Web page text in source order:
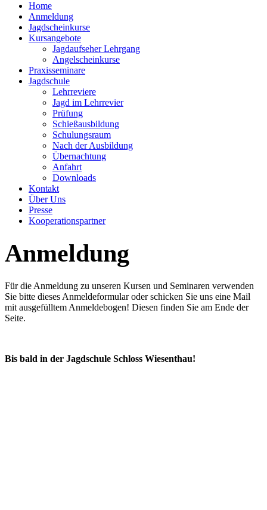
Home
Anmeldung
Jagdscheinkurse
Kursangebote
Jagdaufseher Lehrgang
Angelscheinkurse
Praxisseminare
Jagdschule
Lehrreviere
Jagd im Lehrrevier
Prüfung
Schießausbildung
Schulungsraum
Nach der Ausbildung
Übernachtung
Anfahrt
Downloads
Kontakt
Über Uns
Presse
Kooperationspartner
Anmeldung
Für die Anmeldung zu unseren Kursen und Seminaren verwenden
Sie bitte dieses Anmeldeformular oder schicken Sie uns eine Mail
mit ausgefülltem Anmeldebogen! Diesen finden Sie am Ende der
Seite.
Bis bald in der Jagdschule Schloss Wiesenthau!